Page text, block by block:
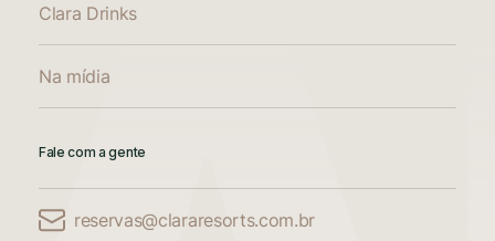
Clara Drinks
Na mídia
Fale com a gente
reservas@clararesorts.com.br